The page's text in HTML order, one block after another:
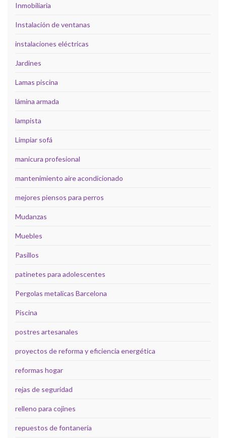
Inmobiliaria
Instalación de ventanas
instalaciones eléctricas
Jardines
Lamas piscina
lámina armada
lampista
Limpiar sofá
manicura profesional
mantenimiento aire acondicionado
mejores piensos para perros
Mudanzas
Muebles
Pasillos
patinetes para adolescentes
Pergolas metalicas Barcelona
Piscina
postres artesanales
proyectos de reforma y eficiencia energética
reformas hogar
rejas de seguridad
relleno para cojines
repuestos de fontanería